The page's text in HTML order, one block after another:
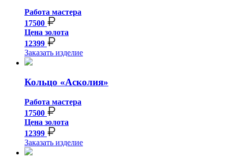
Работа мастера
17500
Цена золота
12399
Заказать изделие
Кольцо «Асколия»
Работа мастера
17500
Цена золота
12399
Заказать изделие